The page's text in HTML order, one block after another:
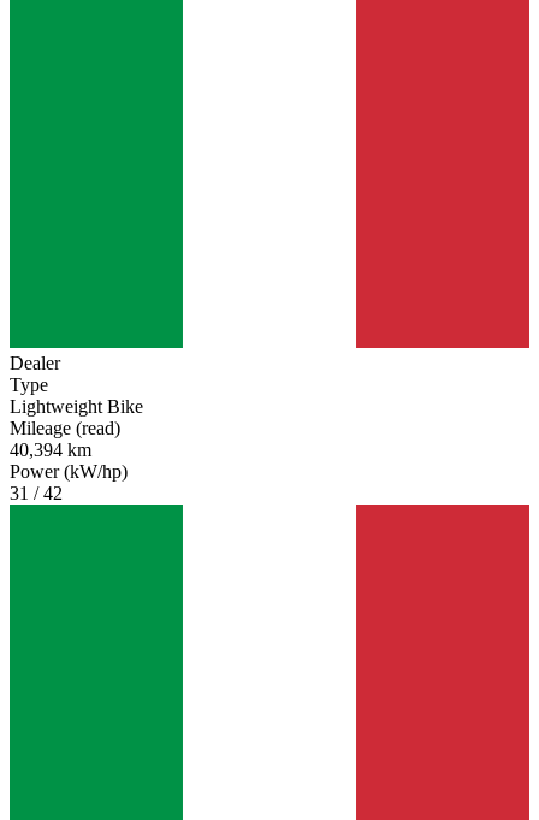
Dealer
Type
Lightweight Bike
Mileage (read)
40,394 km
Power (kW/hp)
31 / 42